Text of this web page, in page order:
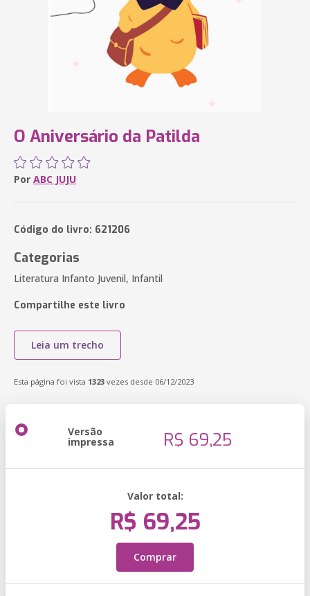
O Aniversário da Patilda
Por ABC JUJU
Código do livro: 621206
Categorias
Literatura Infanto Juvenil, Infantil
Compartilhe este livro
Leia um trecho
Esta página foi vista 1323 vezes desde 06/12/2023
Versão
impressa R$ 69,25
Valor total:
R$ 69,25
Comprar